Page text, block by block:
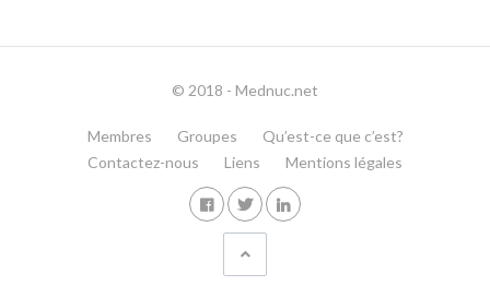
© 2018 - Mednuc.net
Membres Groupes
Qu’est-ce que c’est?
Contactez-nous
Liens Mentions légales